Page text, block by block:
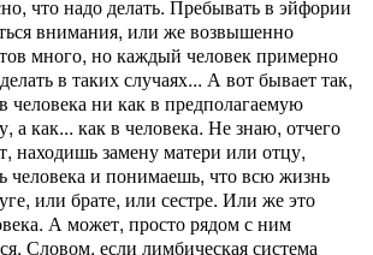
что надо делать. Пребывать в эйфории
внимания, или же возвышенно
много, но каждый человек примерно
в таких случаях... А вот бывает так,
человека ни как в предполагаемую
а как... как в человека. Не знаю, отчего
находишь замену матери или отцу,
человека и понимаешь, что всю жизнь
или брате, или сестре. Или же это
А может, просто рядом с ним
Словом, если лимбическая система